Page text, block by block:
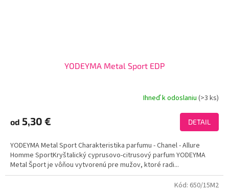
YODEYMA Metal Sport EDP
produktu
je
z
5
hviezdičiek.
Ihneď k odoslaniu(>3 ks)
od 5,30 € DETAIL
YODEYMA Metal Sport Charakteristika parfumu - Chanel - Allure
Homme SportKryštalický cyprusovo-citrusový parfum YODEYMA
Metal Šport je vôňou vytvorenú pre mužov, ktoré radi...
Kód: 650/15M2